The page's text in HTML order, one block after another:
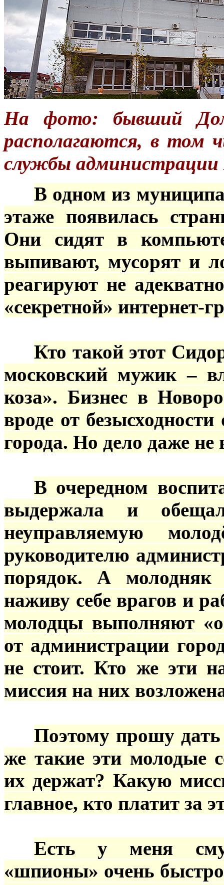
На фото: бывший
располагаются, в том
службы администрации
В одном из
этаже появилась
Они сидят в
выпивают, мусорят и
реагируют не
«секретной» интернет-
Кто такой этот
московский мужик –
коза». Бизнес в
вроде от
города. Но дело даже не
В очередном
выдержала и
неуправляемую
руководителю
порядок. А молодняк
наживу себе врагов и
молодцы выполняют
от администрации
не стоит. Кто же эти
миссия на них
Поэтому прошу
же такие эти молодые
их держат? Какую
главное, кто платит за
Есть у меня
«шпионы» очень